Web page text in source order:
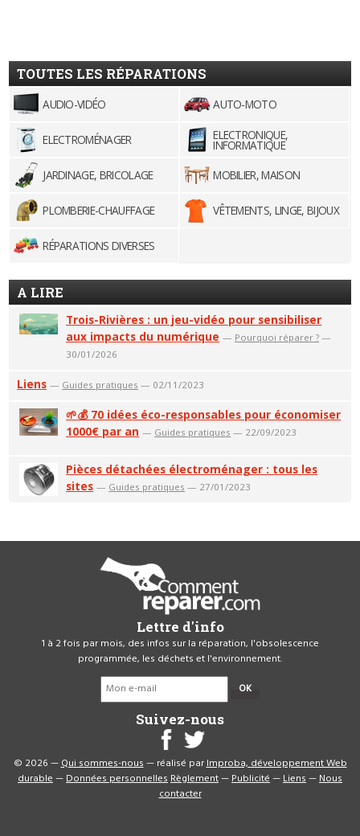
TOUTES LES RÉPARATIONS
AUDIO-VIDÉO AUTO-MOTO
ELECTROMÉNAGER ELECTRONIQUE,
INFORMATIQUE
JARDINAGE, BRICOLAGE
MOBILIER, MAISON
PLOMBERIE-CHAUFFAGE VÊTEMENTS, LINGE, BIJOUX
RÉPARATIONS DIVERSES
A LIRE
Trois-Rivières : un jeu-vidéo pour sensibiliser
aux impacts du numérique — Pourquoi réparer ? —
30/01/2026
Liens — Guides pratiques — 02/11/2023
🌱💰 70 idées éco-responsables pour économiser
1000€ par an — Guides pratiques — 22/09/2023
Pièces détachées électroménager : tous les
sites — Guides pratiques — 27/01/2023
Lettre d'info
1 à 2 fois par mois, des infos sur la réparation, l'obsolescence
programmée, les déchets et l'environnement.
OK
Suivez-nous
© 2026 —Qui sommes-nous— réalisé parImproba, développement Web
durable—Données personnellesRèglement—Publicité—Liens—Nous
contacter